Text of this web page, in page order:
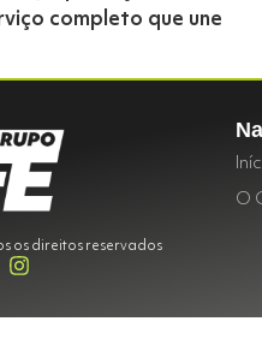
completo que une
O
os direitos reservados